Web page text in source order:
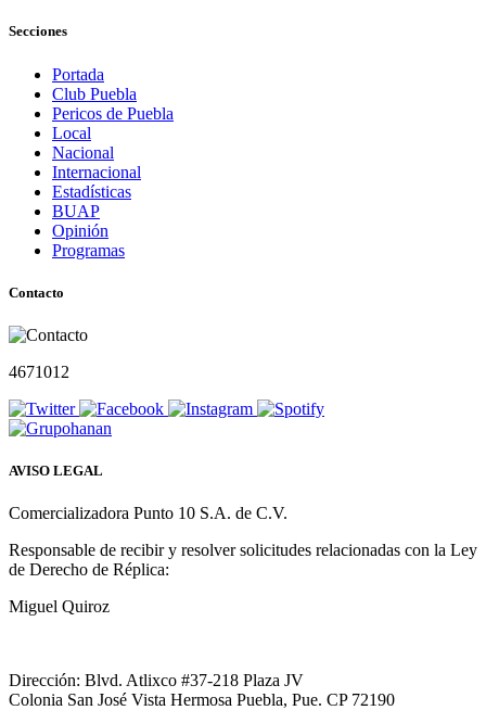
Secciones
Portada
Club Puebla
Pericos de Puebla
Local
Nacional
Internacional
Estadísticas
BUAP
Opinión
Programas
Contacto
4671012
AVISO LEGAL
Comercializadora Punto 10 S.A. de C.V.
Responsable de recibir y resolver solicitudes relacionadas con la Ley
de Derecho de Réplica:
Miguel Quiroz
Dirección: Blvd. Atlixco #37-218 Plaza JV
Colonia San José Vista Hermosa Puebla, Pue. CP 72190